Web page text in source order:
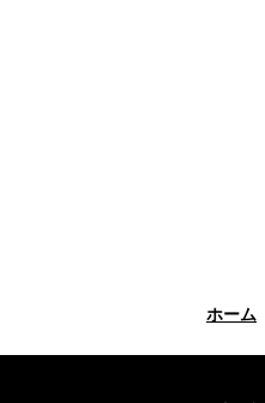
ホーム